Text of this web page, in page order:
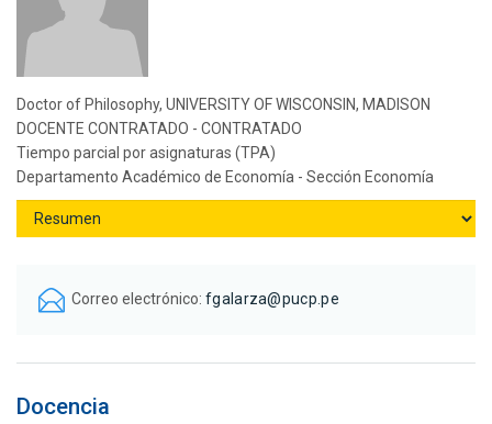
Doctor of Philosophy, UNIVERSITY OF WISCONSIN, MADISON
DOCENTE CONTRATADO - CONTRATADO
Tiempo parcial por asignaturas (TPA)
Departamento Académico de Economía - Sección Economía
Correo electrónico: fgalarza@pucp.pe
Docencia